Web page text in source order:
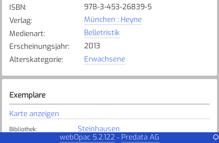
ISBN:
978-3-453-26839-5
Verlag:
München : Heyne
Medienart:
Belletristik
Erscheinungsjahr:
2013
Alterskategorie: Erwachsene
Exemplare
Karte anzeigen
Bibliothek: Steinhausen
Verfügbar
webOpac 5.2.122 - Predata AG